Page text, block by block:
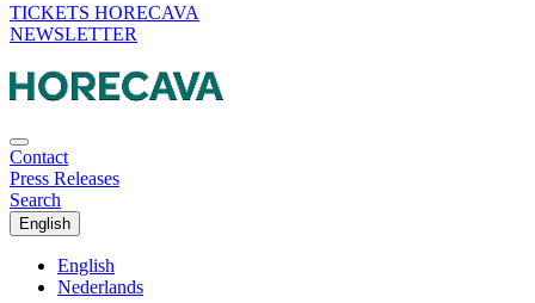
TICKETS HORECAVA
NEWSLETTER
Contact
Press Releases
Search
English
English
Nederlands